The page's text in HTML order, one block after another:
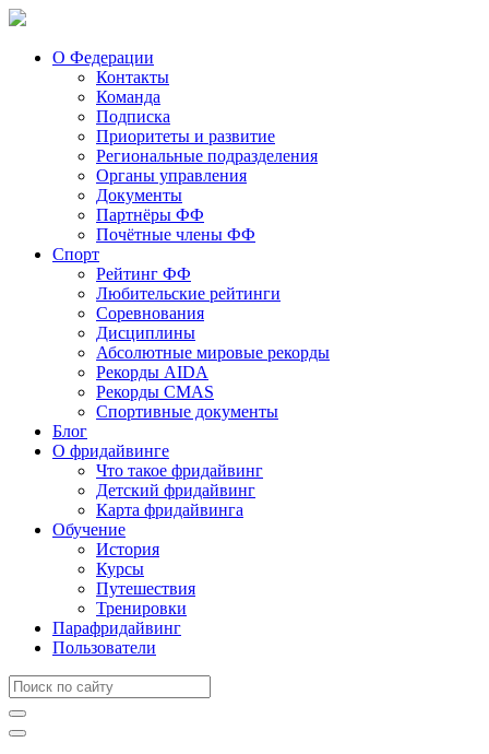
О Федерации
Контакты
Команда
Подписка
Приоритеты и развитие
Региональные подразделения
Органы управления
Документы
Партнёры ФФ
Почётные члены ФФ
Спорт
Рейтинг ФФ
Любительские рейтинги
Соревнования
Дисциплины
Абсолютные мировые рекорды
Рекорды AIDA
Рекорды CMAS
Спортивные документы
Блог
О фридайвинге
Что такое фридайвинг
Детский фридайвинг
Карта фридайвинга
Обучение
История
Курсы
Путешествия
Тренировки
Парафридайвинг
Пользователи